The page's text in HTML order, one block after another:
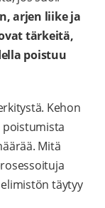
arjen liike ja
tärkeitä,
poistuu
Kehon
poistumista
Mitä
täytyy